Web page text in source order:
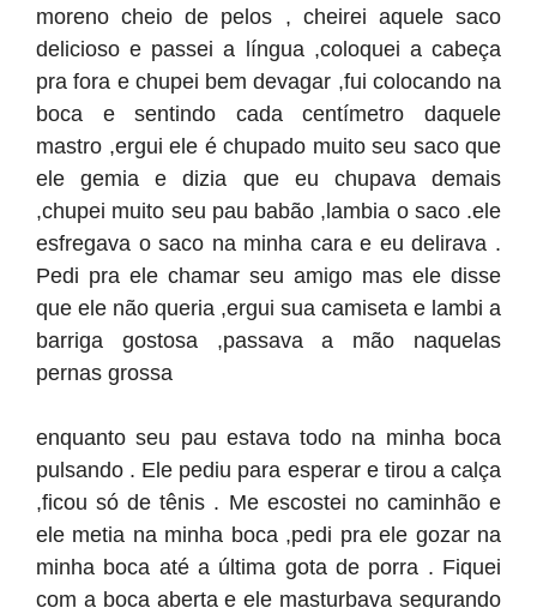
moreno cheio de pelos , cheirei aquele saco
delicioso e passei a língua ,coloquei a cabeça
pra fora e chupei bem devagar ,fui colocando na
boca e sentindo cada centímetro daquele
mastro ,ergui ele é chupado muito seu saco que
ele gemia e dizia que eu chupava demais
,chupei muito seu pau babão ,lambia o saco .ele
esfregava o saco na minha cara e eu delirava .
Pedi pra ele chamar seu amigo mas ele disse
que ele não queria ,ergui sua camiseta e lambi a
barriga gostosa ,passava a mão naquelas
pernas grossa
enquanto seu pau estava todo na minha boca
pulsando . Ele pediu para esperar e tirou a calça
,ficou só de tênis . Me escostei no caminhão e
ele metia na minha boca ,pedi pra ele gozar na
minha boca até a última gota de porra . Fiquei
com a boca aberta e ele masturbava segurando